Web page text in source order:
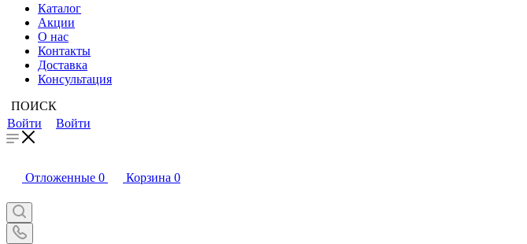
Каталог
Акции
О нас
Контакты
Доставка
Консультация
ПОИСК
Войти
Войти
Отложенные 0 Корзина 0